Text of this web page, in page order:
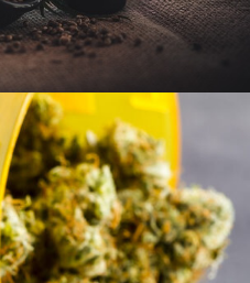
ADMIJHFKDFN